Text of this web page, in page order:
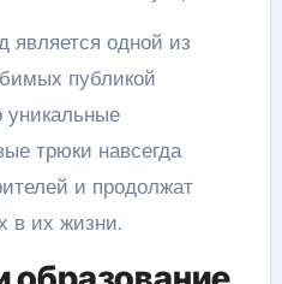
является одной из
публикой
уникальные
трюки навсегда
и продолжат
в их жизни.